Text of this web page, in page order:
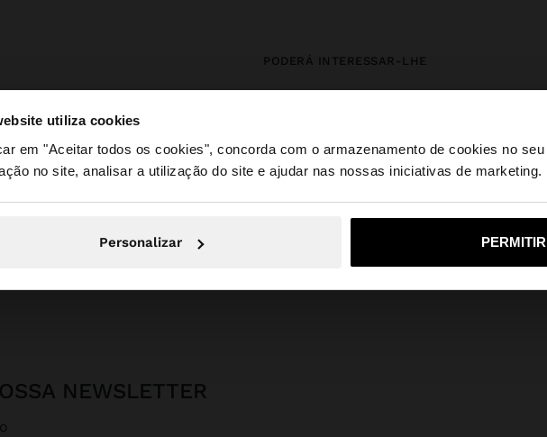
utiliza cookies
em "Aceitar todos os cookies", concorda com o armazenamento de cookies no
no site, analisar a utilização do site e ajudar nas nossas iniciativas de marketing.
Personalizar
olá
Está a aceder ao site a partir de Portugal. Deseja navegar no nosso site
Sim,
PODERÁ INTERESSAR-LHE
Relógios
Personalizáveis Acessórios
NEWSLETTER